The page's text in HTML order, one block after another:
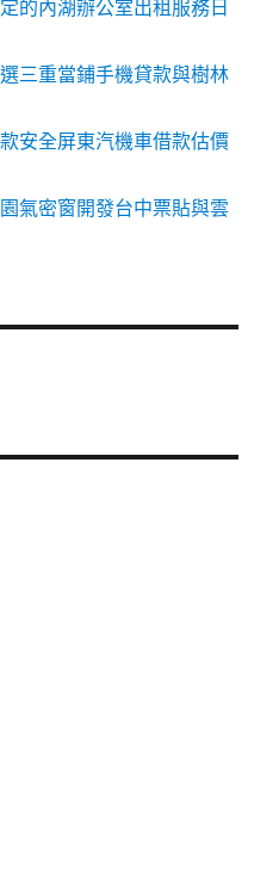
的內湖辦公室出租服務日
三重當鋪手機貸款與樹林
安全屏東汽機車借款估價
氣密窗開發台中票貼與雲